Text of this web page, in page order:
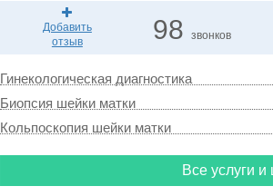
Добавить
отзыв
98 звонков
Гинекологическая диагностика
Биопсия шейки матки
Кольпоскопия шейки матки
Все услуги